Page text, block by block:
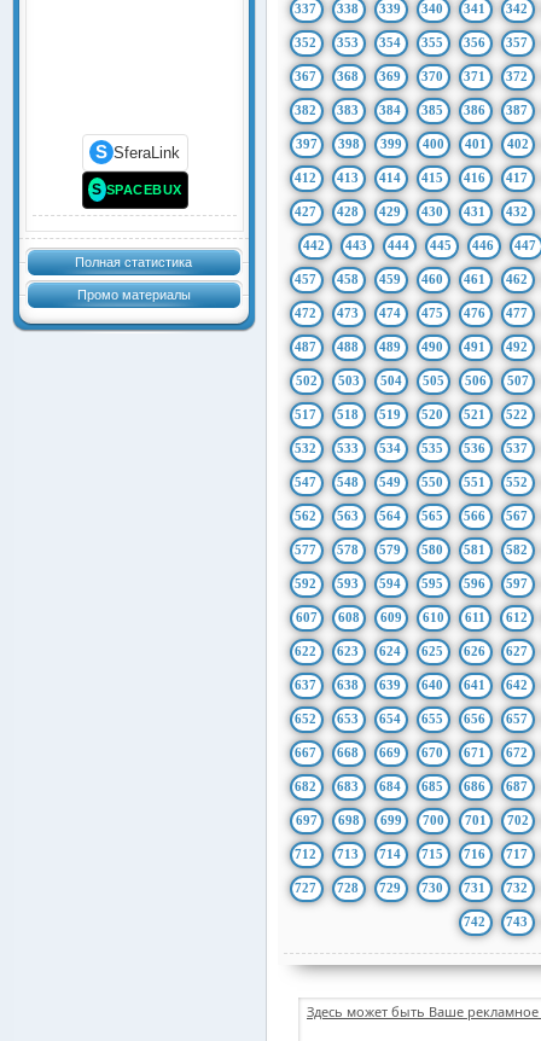
S SferaLink
S SPACEBUX
Полная статистика
Промо материалы
337 338 339 340 341 342
352 353 354 355 356 357
367 368 369 370 371 372
382 383 384 385 386 387
397 398 399 400 401 402
412 413 414 415 416 417
427 428 429 430 431 432
442 443 444 445 446 447
457 458 459 460 461 462
472 473 474 475 476 477
487 488 489 490 491 492
502 503 504 505 506 507
517 518 519 520 521 522
532 533 534 535 536 537
547 548 549 550 551 552
562 563 564 565 566 567
577 578 579 580 581 582
592 593 594 595 596 597
607 608 609 610 611 612
622 623 624 625 626 627
637 638 639 640 641 642
652 653 654 655 656 657
667 668 669 670 671 672
682 683 684 685 686 687
697 698 699 700 701 702
712 713 714 715 716 717
727 728 729 730 731 732
742 743
Здесь может быть Ваше